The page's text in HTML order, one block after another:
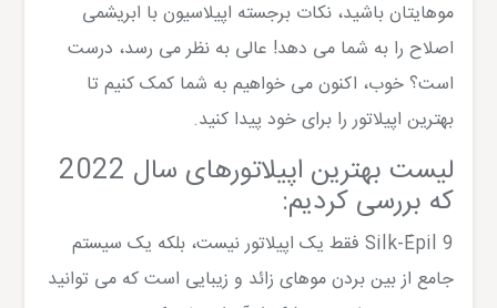
موهایتان باشید، نکات برجسته اپیلاسیون با ابریشمی
اصلاح را به شما می دهد! عالی به نظر می رسد، درست
است؟ خوب، اکنون می خواهیم به شما کمک کنیم تا
بهترین اپیلاتور را برای خود پیدا کنید.
لیست بهترین اپیلاتورهای سال 2022
که بررسی کردیم:
Silk-Épil 9 فقط یک اپیلاتور نیست، بلکه یک سیستم
جامع از بین بردن موهای زائد و زیبایی است که می توانید